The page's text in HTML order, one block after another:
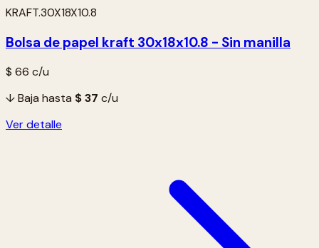
KRAFT.30X18X10.8
Bolsa de papel kraft 30x18x10.8 - Sin manilla
$ 66 c/u
↓ Baja hasta $ 37 c/u
Ver detalle